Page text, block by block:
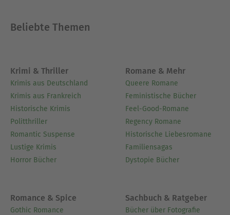
Jahre in Paris und berichtet bis heute über die
Restaurants. 2022 erhielt er den Deutsch-
Französischen Freundschaftspreis des
Saarlandes. Heute lebt Oetker en famille
zwischen Südwestfrankreich, Brandenburg und
Berlin.
Beliebte Themen
Krimi & Thriller
Krimis aus Deutschland
Krimis aus Frankreich
Historische Krimis
Politthriller
Romantic Suspense
Lustige Krimis
Horror Bücher
Romane & Mehr
Queere Romane
Feministische Bücher
Feel-Good-Romane
Regency Romane
Historische Liebesromane
Familiensagas
Dystopie Bücher
Romance & Spice
Gothic Romance
Sachbuch & Ratgeber
Bücher über Fotografie